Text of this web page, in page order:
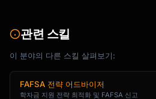
Colorado     Unlimited
Arizona      $2,000-$4,000
관련 스킬
이 분야의 다른 스킬 살펴보기:
FAFSA 전략 어드바이저
학자금 지원 전략 최적화 및 FAFSA 신고